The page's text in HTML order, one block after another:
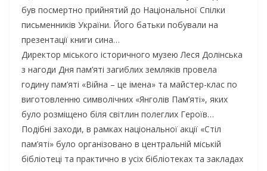
був посмертно прийнятий до Національної Спілки
письменників України. Його батьки побували на
презентації книги сина…
Директор міського історичного музею Леся Долінська
з нагоди Дня пам’яті загиблих земляків провела
годину пам’яті «Війна – це імена» та майстер-клас по
виготовленню символічних «Янголів Пам’яті», яких
було розміщено біля світлин полеглих Героїв…
Подібні заходи, в рамках національної акції «Стіл
пам’яті» було організовано в центральній міській
бібліотеці та практично в усіх бібліотеках та закладах